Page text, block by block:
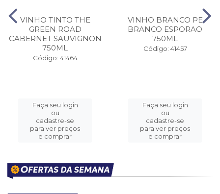
VINHO TINTO THE
GREEN ROAD
CABERNET SAUVIGNON
750ML
Código: 41464
Faça seu login
ou
cadastre-se
para ver preços
e comprar
VINHO BRANCO PE
BRANCO ESPORAO
750ML
Código: 41457
Faça seu login
ou
cadastre-se
para ver preços
e comprar